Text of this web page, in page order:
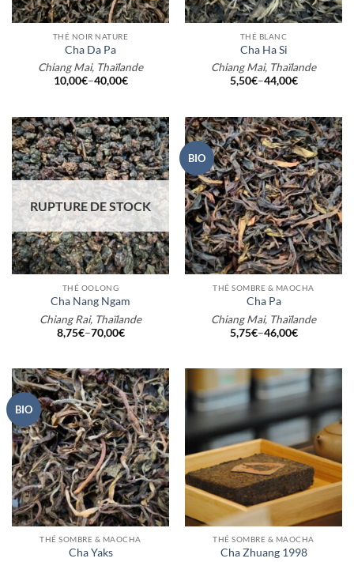
THÉ NOIR NATURE
Cha Da Pa
Chiang Mai, Thaïlande
10,00€–40,00€
THÉ BLANC
Cha Ha Si
Chiang Mai, Thaïlande
5,50€–44,00€
RUPTURE DE STOCK
THÉ OOLONG
Cha Nang Ngam
Chiang Rai, Thaïlande
8,75€–70,00€
BIO
THÉ SOMBRE & MAOCHA
Cha Pa
Chiang Mai, Thaïlande
5,75€–46,00€
BIO
THÉ SOMBRE & MAOCHA
Cha Yaks
THÉ SOMBRE & MAOCHA
Cha Zhuang 1998